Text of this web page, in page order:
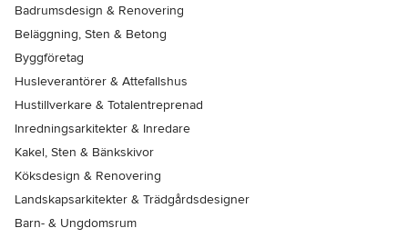
Badrumsdesign & Renovering
Beläggning, Sten & Betong
Byggföretag
Husleverantörer & Attefallshus
Hustillverkare & Totalentreprenad
Inredningsarkitekter & Inredare
Kakel, Sten & Bänkskivor
Köksdesign & Renovering
Landskapsarkitekter & Trädgårdsdesigner
Barn- & Ungdomsrum